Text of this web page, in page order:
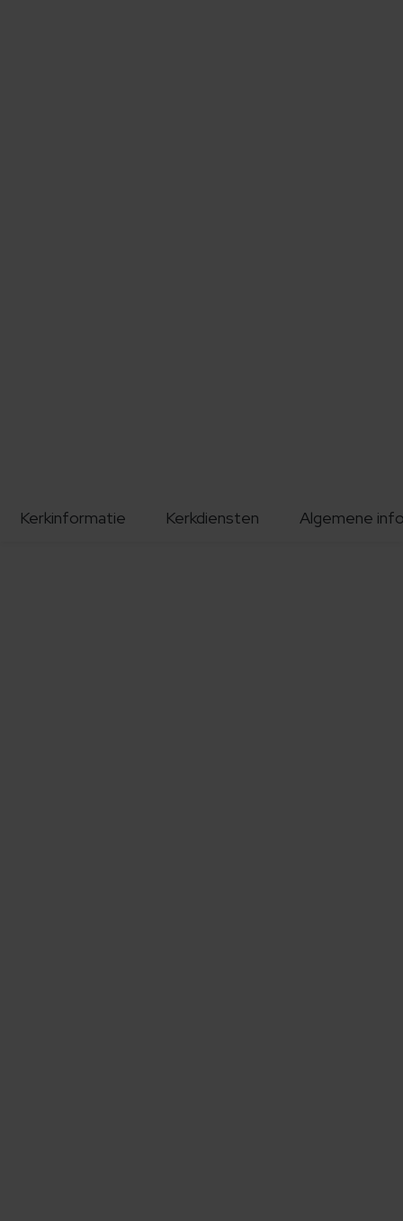
Kerkinformatie Kerkdiensten Algemene